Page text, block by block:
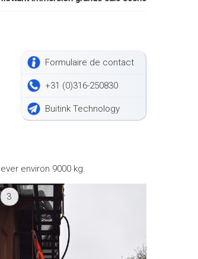
Formulaire de contact
+31 (0)316-250830
Buitink Technology
environ 9000 kg.
3